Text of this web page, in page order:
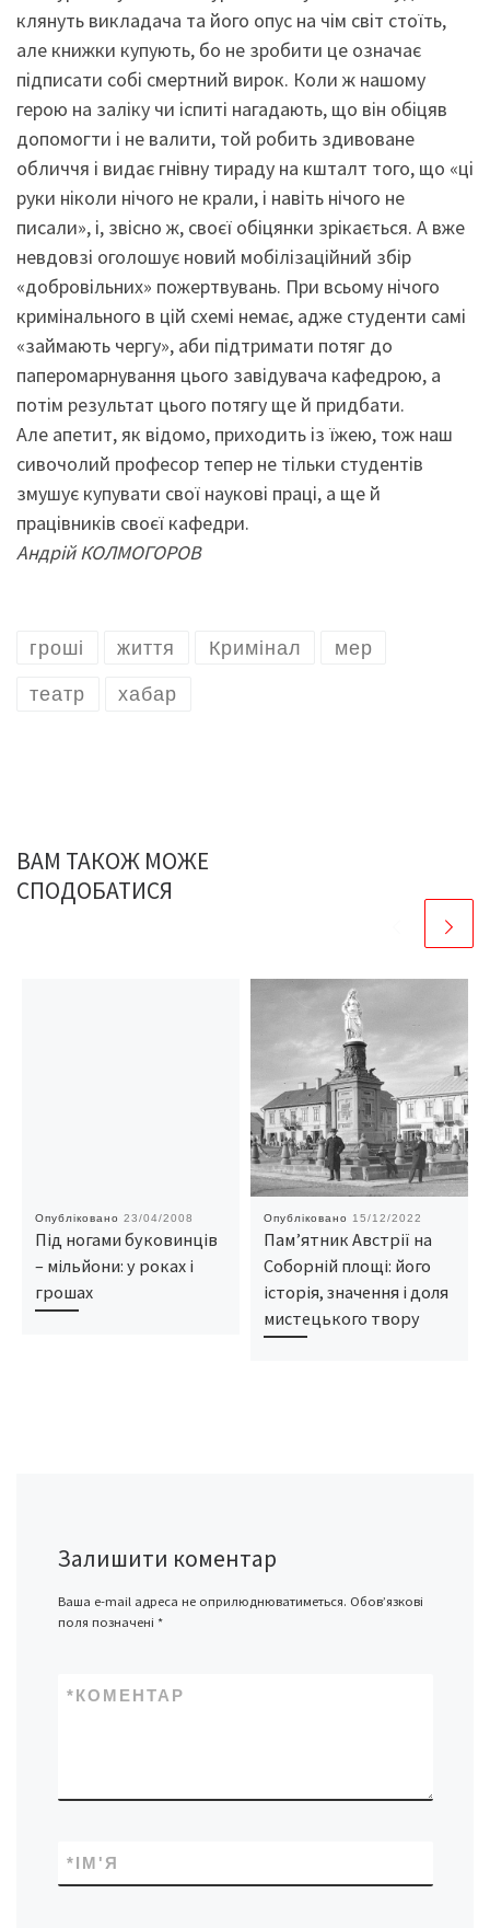
клянуть викладача та його опус на чім світ стоїть,
але книжки купують, бо не зробити це означає
підписати собі смертний вирок. Коли ж нашому
герою на заліку чи іспиті нагадають, що він обіцяв
допомогти і не валити, той робить здивоване
обличчя і видає гнівну тираду на кшталт того, що «ці
руки ніколи нічого не крали, і навіть нічого не
писали», і, звісно ж, своєї обіцянки зрікається. А вже
невдовзі оголошує новий мобілізаційний збір
«добровільних» пожертвувань. При всьому нічого
кримінального в цій схемі немає, адже студенти самі
«займають чергу», аби підтримати потяг до
паперомарнування цього завідувача кафедрою, а
потім результат цього потягу ще й придбати.
Але апетит, як відомо, приходить із їжею, тож наш
сивочолий професор тепер не тільки студентів
змушує купувати свої наукові праці, а ще й
працівників своєї кафедри.
Андрій КОЛМОГОРОВ
гроші життя Кримінал мер
театр хабар
ВАМ ТАКОЖ МОЖЕ
СПОДОБАТИСЯ
Опубліковано 23/04/2008
Під ногами буковинців
– мільйони: у роках і
грошах
Опубліковано 15/12/2022
Пам’ятник Австрії на
Соборній площі: його
історія, значення і доля
мистецького твору
Залишити коментар
Ваша e-mail адреса не оприлюднюватиметься. Обов’язкові
поля позначені *
КОМЕНТАР
*
ІМ'Я
*